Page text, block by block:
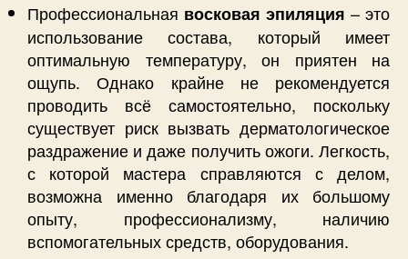
Профессиональная восковая эпиляция – это
использование состава, который имеет
оптимальную температуру, он приятен на
ощупь. Однако крайне не рекомендуется
проводить всё самостоятельно, поскольку
существует риск вызвать дерматологическое
раздражение и даже получить ожоги. Легкость,
с которой мастера справляются с делом,
возможна именно благодаря их большому
опыту, профессионализму, наличию
вспомогательных средств, оборудования.